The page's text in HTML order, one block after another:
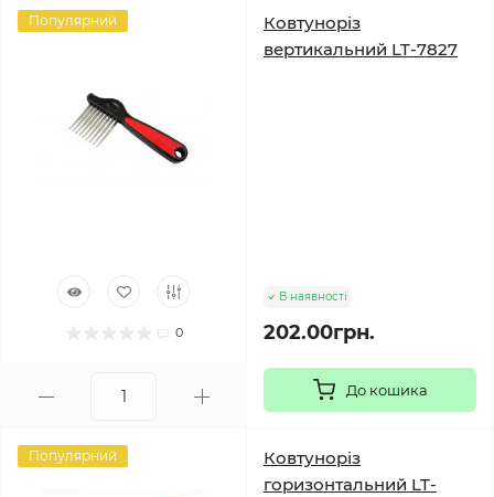
Популярний
0
Ковтуноріз
вертикальний LT-7827
В наявності
202.00грн.
До кошика
Популярний
Ковтуноріз
горизонтальний LT-